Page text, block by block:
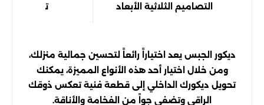
التصاميم الثلاثية الأبعاد تعتبر هذه
ديكور الجبس يعد اختياراً رائعاً لتحسين جمالية منزلك،
ومن خلال اختيار أحد هذه الأنواع المميزة، يمكنك
تحويل ديكورك الداخلي إلى قطعة فنية تعكس ذوقك
الراقي وتضفي جواً من الفخامة والأناقة.